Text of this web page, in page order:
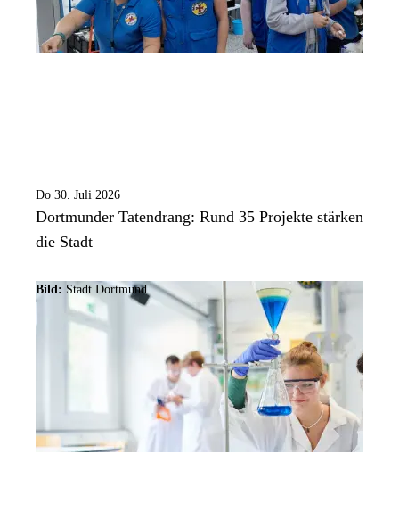
Do 30. Juli 2026
Dortmunder Tatendrang: Rund 35 Projekte stärken
die Stadt
Bild: Stadt Dortmund